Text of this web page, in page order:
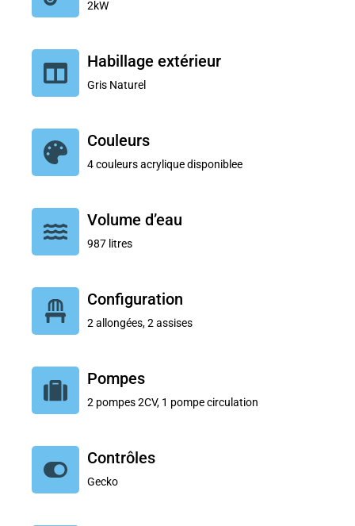
2kW
Habillage extérieur
Gris Naturel
Couleurs
4 couleurs acrylique disponiblee
Volume d’eau
987 litres
Configuration
2 allongées, 2 assises
Pompes
2 pompes 2CV, 1 pompe circulation
Contrôles
Gecko